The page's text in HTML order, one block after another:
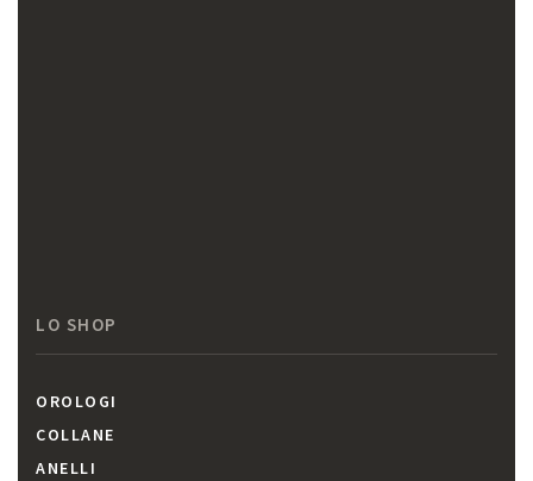
LO SHOP
OROLOGI
COLLANE
ANELLI